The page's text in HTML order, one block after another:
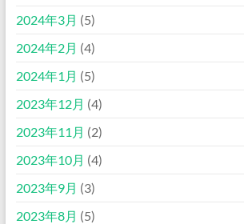
2024年3月 (5)
2024年2月 (4)
2024年1月 (5)
2023年12月 (4)
2023年11月 (2)
2023年10月 (4)
2023年9月 (3)
2023年8月 (5)